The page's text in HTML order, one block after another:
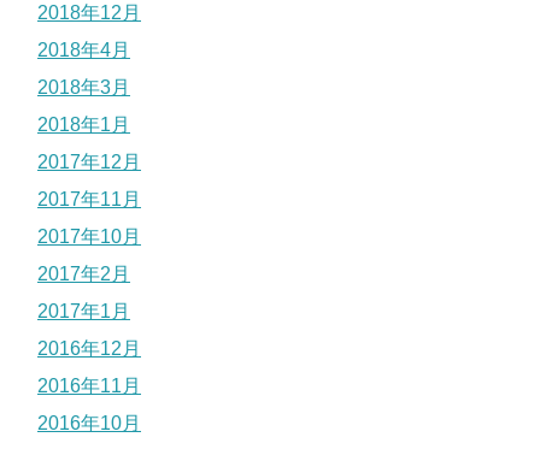
2018年12月
2018年4月
2018年3月
2018年1月
2017年12月
2017年11月
2017年10月
2017年2月
2017年1月
2016年12月
2016年11月
2016年10月